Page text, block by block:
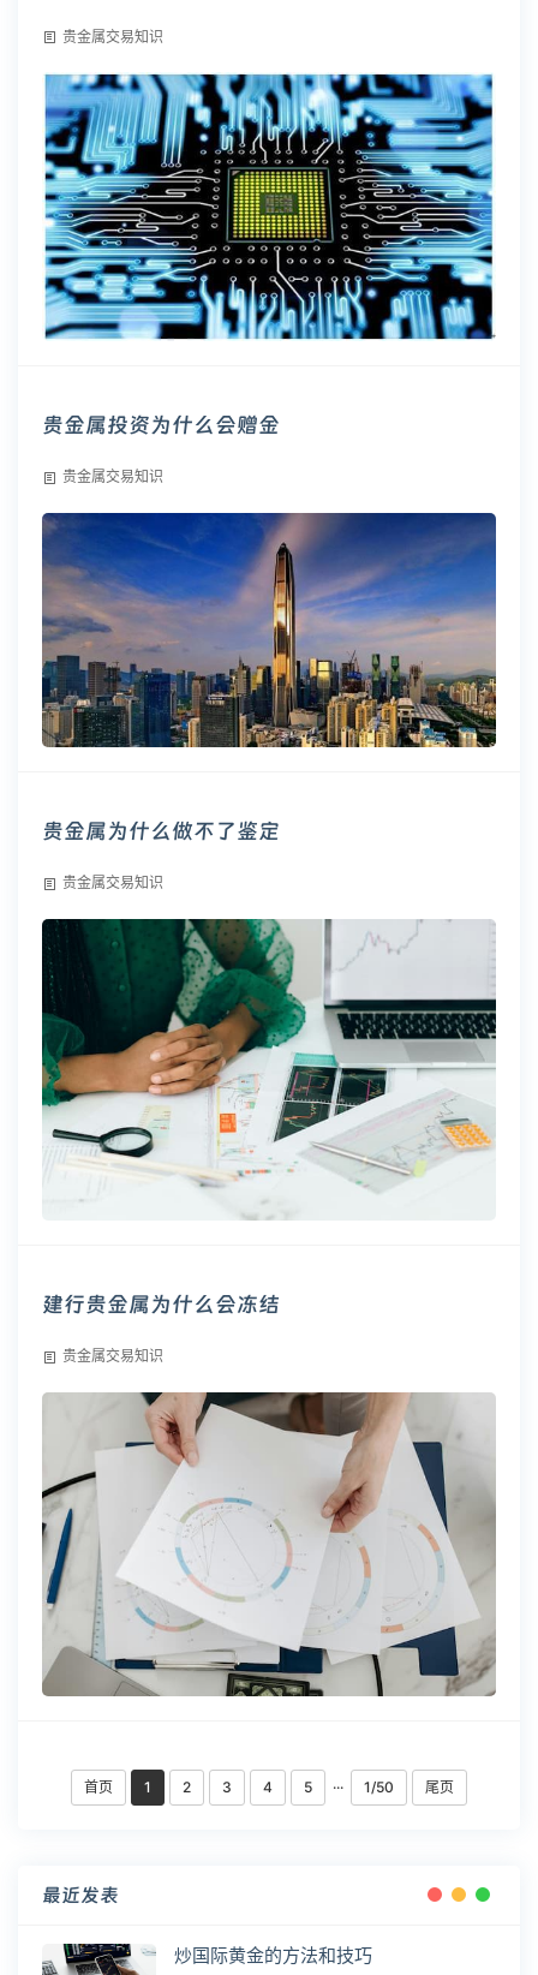
贵金属交易知识
贵金属投资为什么会赠金
贵金属交易知识
贵金属为什么做不了鉴定
贵金属交易知识
建行贵金属为什么会冻结
贵金属交易知识
首页 1 2 3 4 5 ··· 1/50 尾页
最近发表
炒国际黄金的方法和技巧